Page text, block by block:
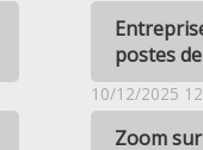
postes
10/12/2025
Zoom